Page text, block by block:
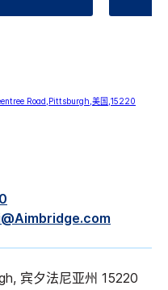
宾夕法尼亚州 15220